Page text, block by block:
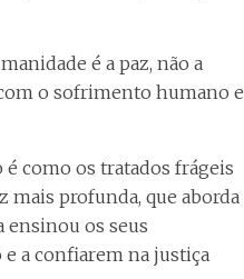
é a paz, não a
o sofrimento humano e
é como os tratados frágeis
mais profunda, que aborda
ensinou os seus
a confiarem na justiça